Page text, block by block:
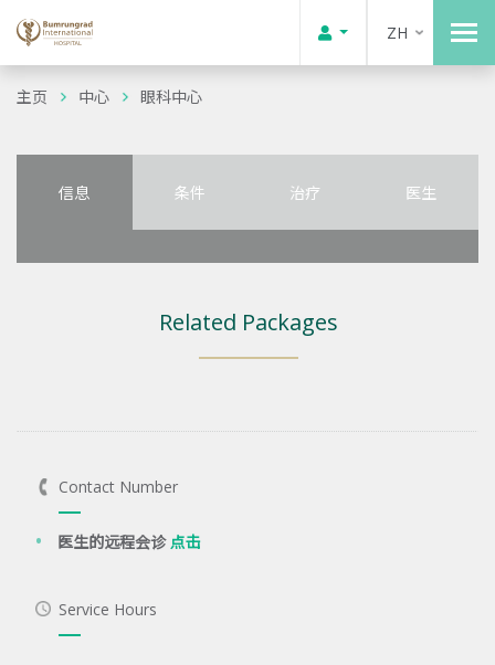
ZH
主页 中心 眼科中心
信息 条件 治疗 医生
Related Packages
Contact Number
医生的远程会诊点击
Service Hours